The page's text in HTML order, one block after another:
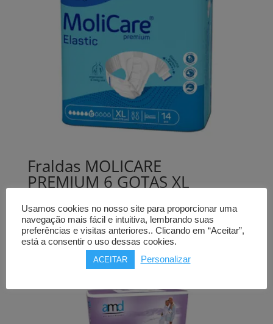
Fraldas MOLICARE
PREMIUM 6 GOTAS XL
16,15€
Comprar
Usamos cookies no nosso site para proporcionar uma
navegação mais fácil e intuitiva, lembrando suas
preferências e visitas anteriores.. Clicando em “Aceitar”,
está a consentir o uso dessas cookies.
ACEITAR Personalizar